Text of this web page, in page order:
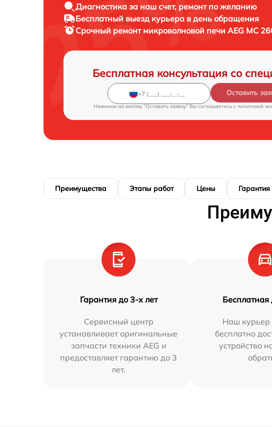
Диагностика за наш счет, ремонт по желанию
Бесплатный выезд курьера в день обращения
Срочный ремонт микроволновой печи AEG MC
Бесплатная консультация со
Оставить
Нажимая на кнопку "Оставить заявку" Вы соглашаетесь c политикой
Преимущества Этапы работ Цены Гарантия
Гарантия до 3-х лет
Сервисный центр
устанавливает оригинальные
запчасти техники AEG и
предоставляет гарантию до 3
лет.
Бесплатная
Наш курьер
бесплатно
устройство